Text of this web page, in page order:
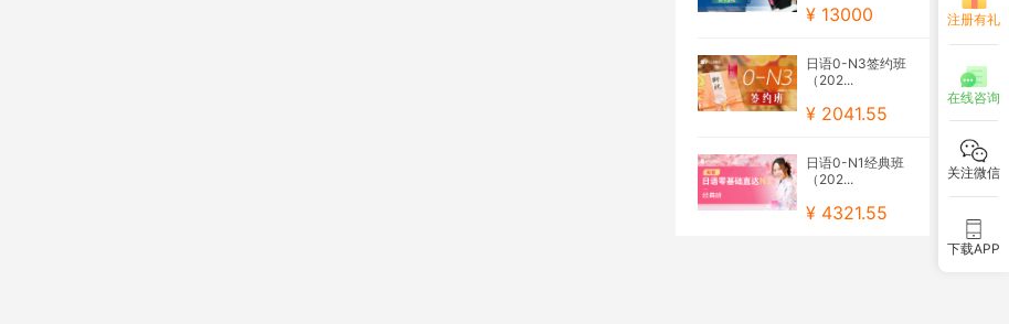
¥ 13000
日语0-N3签约班
（202...
¥ 2041.55
日语0-N1经典班
（202...
¥ 4321.55
注册有礼
在线咨询
关注微信
下载APP